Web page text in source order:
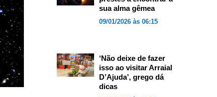
sua alma gêmea
09/01/2026 às 06:15
‘Não deixe de fazer
isso ao visitar Arraial
D’Ajuda’, grego dá
dicas